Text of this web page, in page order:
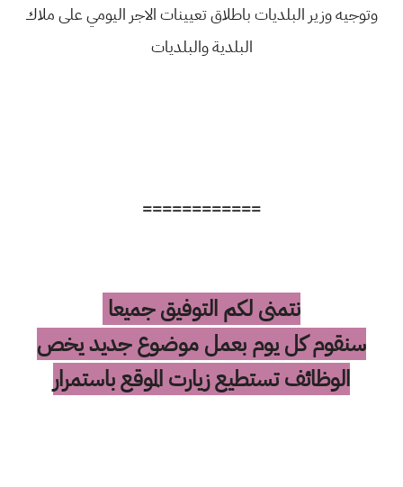
وتوجيه وزير البلديات باطلاق تعيينات الاجر اليومي على ملاك
البلدية والبلديات
============
نتمنى لكم التوفيق جميعا
سنقوم كل يوم بعمل موضوع جديد يخص
الوظائف تستطيع زيارت الموقع باستمرار